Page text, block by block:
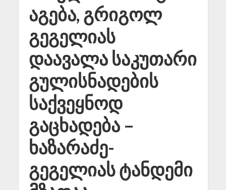
აგება, გრიგოლ
გეგელიას
დაავალა საკუთარი
გულისნადების
საქვეყნოდ
გაცხადება –
ხაზარაძე-
გეგელიას ტანდემი